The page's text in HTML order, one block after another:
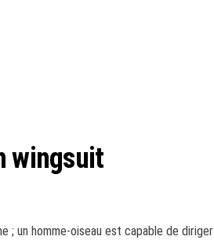
wingsuit
; un homme-oiseau est capable de diriger